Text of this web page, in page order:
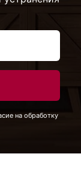
на обработку